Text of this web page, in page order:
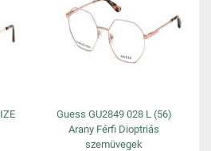
Guess GU2849 028 L (56)
Arany Férfi Dioptriás
szemüvegek